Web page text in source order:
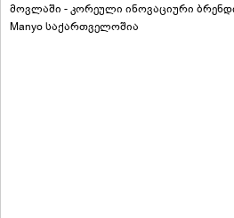
მოვლაში - კორეული ინოვაციური
Manyo საქართველოშია